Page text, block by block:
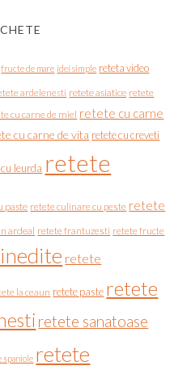
fructe de mare idei simple reteta video
ardelenesti retete asiatice retete
cu carne de miel retete cu carne
cu carne de vita retete cu creveti
leurda retete
paste retete culinare cu peste retete
ardeal retete frantuzesti retete fructe
retete
la ceaun retete paste retete
retete sanatoase
spaniole retete